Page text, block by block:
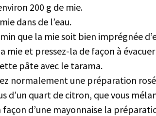
200 g de mie.
dans de l’eau.
que la mie soit bien imprégnée
mie et pressez-la de façon à évacuer
pâte avec le tarama.
normalement une préparation
d’un quart de citron, que vous
d’une mayonnaise la